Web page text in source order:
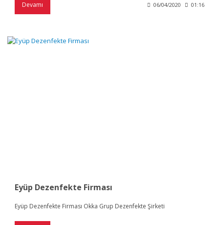
Devamı 06/04/2020 01:16
Eyüp Dezenfekte Firması
Eyüp Dezenfekte Firması Okka Grup Dezenfekte Şirketi